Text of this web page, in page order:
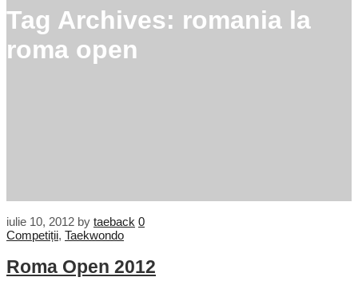
Tag Archives: romania la
roma open
iulie 10, 2012 by taeback 0
Competiții, Taekwondo
Roma Open 2012